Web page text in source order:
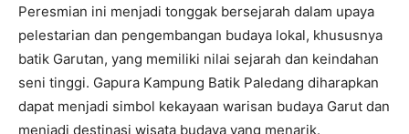
Peresmian ini menjadi tonggak bersejarah dalam upaya
pelestarian dan pengembangan budaya lokal, khususnya
batik Garutan, yang memiliki nilai sejarah dan keindahan
seni tinggi. Gapura Kampung Batik Paledang diharapkan
dapat menjadi simbol kekayaan warisan budaya Garut dan
menjadi destinasi wisata budaya yang menarik.